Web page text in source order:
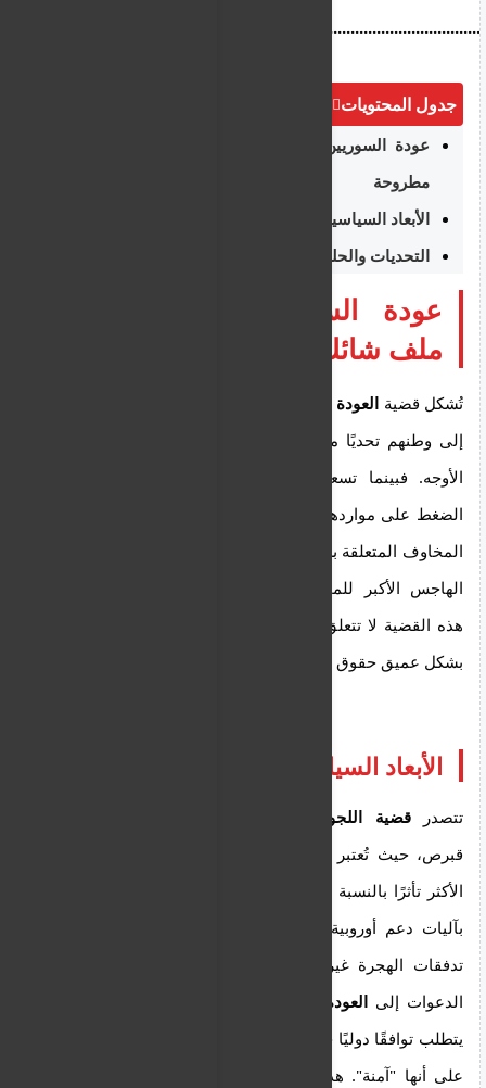
جدول المحتويات
عودة السوريين من قبرص: ملف شائك وحلول
مطروحة
الأبعاد السياسية والإنسانية للعودة
التحديات والحلول الممكنة
عودة السوريين من قبرص:
ملف شائك وحلول مطروحة
تُشكل قضية العودة الطوعية للاجئين السوريين
إلى وطنهم تحديًا معقدًا يتطلب مقاربة شاملة ومتعددة
الأوجه. فبينما تسعى الحكومة القبرصية إلى تخفيف
الضغط على مواردها في ظل تزايد أعداد الوافدين، تظل
المخاوف المتعلقة بسلامة العائدين واستدامة عودتهم هي
الهاجس الأكبر للمجتمع الدولي والمنظمات الإنسانية.
هذه القضية لا تتعلق فقط بالجانب اللوجستي، بل تمس
بشكل عميق حقوق الإنسان وكرامة الأفراد.
الأبعاد السياسية والإنسانية للعودة
تتصدرقضية اللجوء السوري
قبرص، حيث تُعتبر الجزيرة إحدى دول الاتحاد الأوروبي
الأكثر تأثرًا بالنسبة لعدد السكان. وتطالب نيقوسيا مرارًا
بآليات دعم أوروبية فعّالة لتقاسم الأعباء والتعامل مع
تدفقات الهجرة غير النظامية. وفي هذا السياق، تأتي
الدعوات إلى العودة الآمنة والكريمة
يتطلب توافقًا دوليًا حول تصنيف مناطق معينة في سوريا
على أنها "آمنة". هذا التصنيف يواجه معارضة قوية من